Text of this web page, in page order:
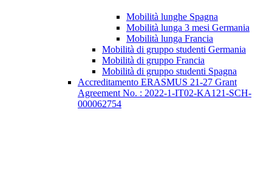
Mobilità lunghe Spagna
Mobilità lunga 3 mesi Germania
Mobilità lunga Francia
Mobilità di gruppo studenti Germania
Mobilità di gruppo Francia
Mobilità di gruppo studenti Spagna
Accreditamento ERASMUS 21-27 Grant
Agreement No. : 2022-1-IT02-KA121-SCH-
000062754